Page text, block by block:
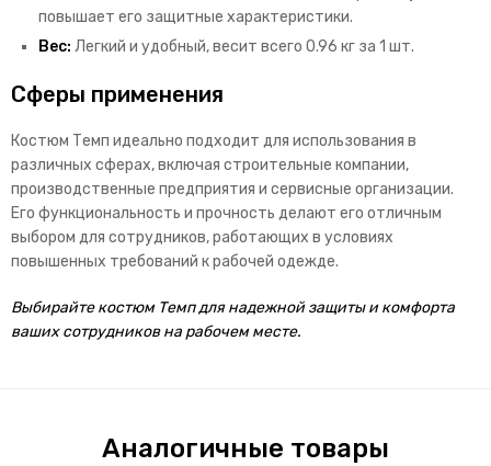
повышает его защитные характеристики.
Вес: Легкий и удобный, весит всего 0.96 кг за 1 шт.
Сферы применения
Костюм Темп идеально подходит для использования в
различных сферах, включая строительные компании,
производственные предприятия и сервисные организации.
Его функциональность и прочность делают его отличным
выбором для сотрудников, работающих в условиях
повышенных требований к рабочей одежде.
Выбирайте костюм Темп для надежной защиты и комфорта
ваших сотрудников на рабочем месте.
Аналогичные товары